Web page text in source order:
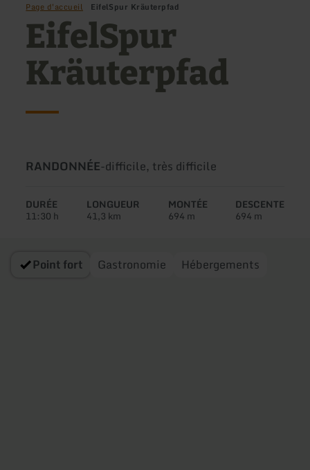
Page d'accueil EifelSpur Kräuterpfad
EifelSpur
Kräuterpfad
Type
circuit:
RANDONNÉE-Difficulté:
difficile, très difficile
DURÉE
11:30 h
LONGUEUR
41,3 km
MONTÉE
694 m
DESCENTE
694 m
Point fort Gastronomie Hébergements